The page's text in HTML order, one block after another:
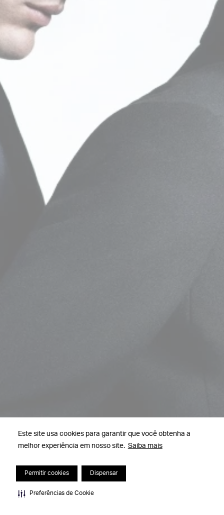
Este site usa cookies para garantir que você obtenha a
melhor experiência em nosso site. Saiba mais
Permitir cookies Dispensar
Preferências de Cookie